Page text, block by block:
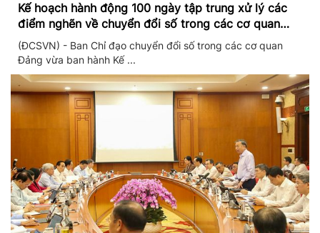
Kế hoạch hành động 100 ngày tập trung xử lý các
điểm nghẽn về chuyển đổi số trong các cơ quan
Đảng
(ĐCSVN) - Ban Chỉ đạo chuyển đổi số trong các cơ quan
Đảng vừa ban hành Kế ...